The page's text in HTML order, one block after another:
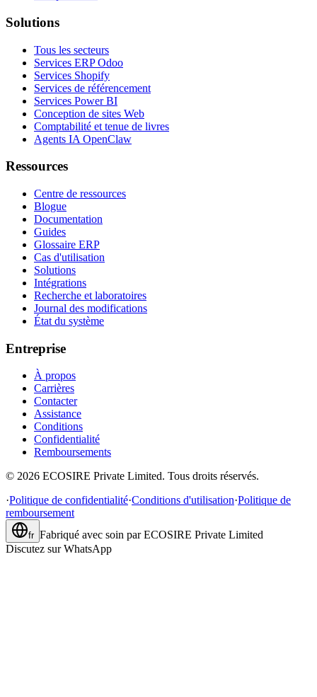
Solutions
Tous les secteurs
Services ERP Odoo
Services Shopify
Services de référencement
Services Power BI
Conception de sites Web
Comptabilité et tenue de livres
Agents IA OpenClaw
Ressources
Centre de ressources
Blogue
Documentation
Guides
Glossaire ERP
Cas d'utilisation
Solutions
Intégrations
Recherche et laboratoires
Journal des modifications
État du système
Entreprise
À propos
Carrières
Contacter
Assistance
Conditions
Confidentialité
Remboursements
© 2026 ECOSIRE Private Limited. Tous droits réservés.
·Politique de confidentialité·Conditions d'utilisation·Politique de
remboursement
fr Fabriqué avec soin par ECOSIRE Private Limited
Discutez sur WhatsApp